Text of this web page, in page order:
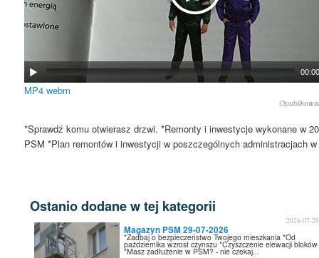
MP4 webm
*Sprawdź komu otwierasz drzwi. *Remonty i inwestycje wykonane w
PSM *Plan remontów i inwestycji w poszczególnych administracjach
Ostanio dodane w tej kategorii
Magazyn PSM 29-07-2026
2026-07-29
*Zadbaj o bezpieczeństwo Twojego mieszkania *Od
października wzrost czynszu *Czyszczenie elewacji bloków
*Masz zadłużenie w PSM? - nie czekaj...